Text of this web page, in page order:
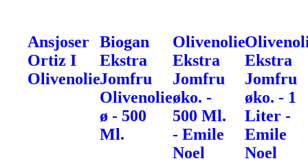
Ansjoser
Ortiz I
Olivenolie
Biogan
Ekstra
Jomfru
Olivenolie
ø - 500
Ml.
Olivenolie
Ekstra
Jomfru
øko. -
500 Ml.
- Emile
Noel
Ekstra
Jomfru
øko. - 1
Liter -
Emile
Noel